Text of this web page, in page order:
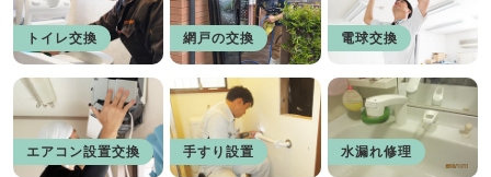
トイレ交換 網戸の交換 電球交換
エアコン設置交換 手すり設置 水漏れ修理